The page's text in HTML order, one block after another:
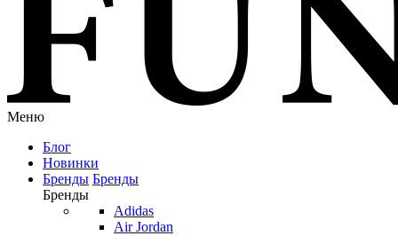
Меню
Блог
Новинки
Бренды Бренды
Бренды
Adidas
Air Jordan